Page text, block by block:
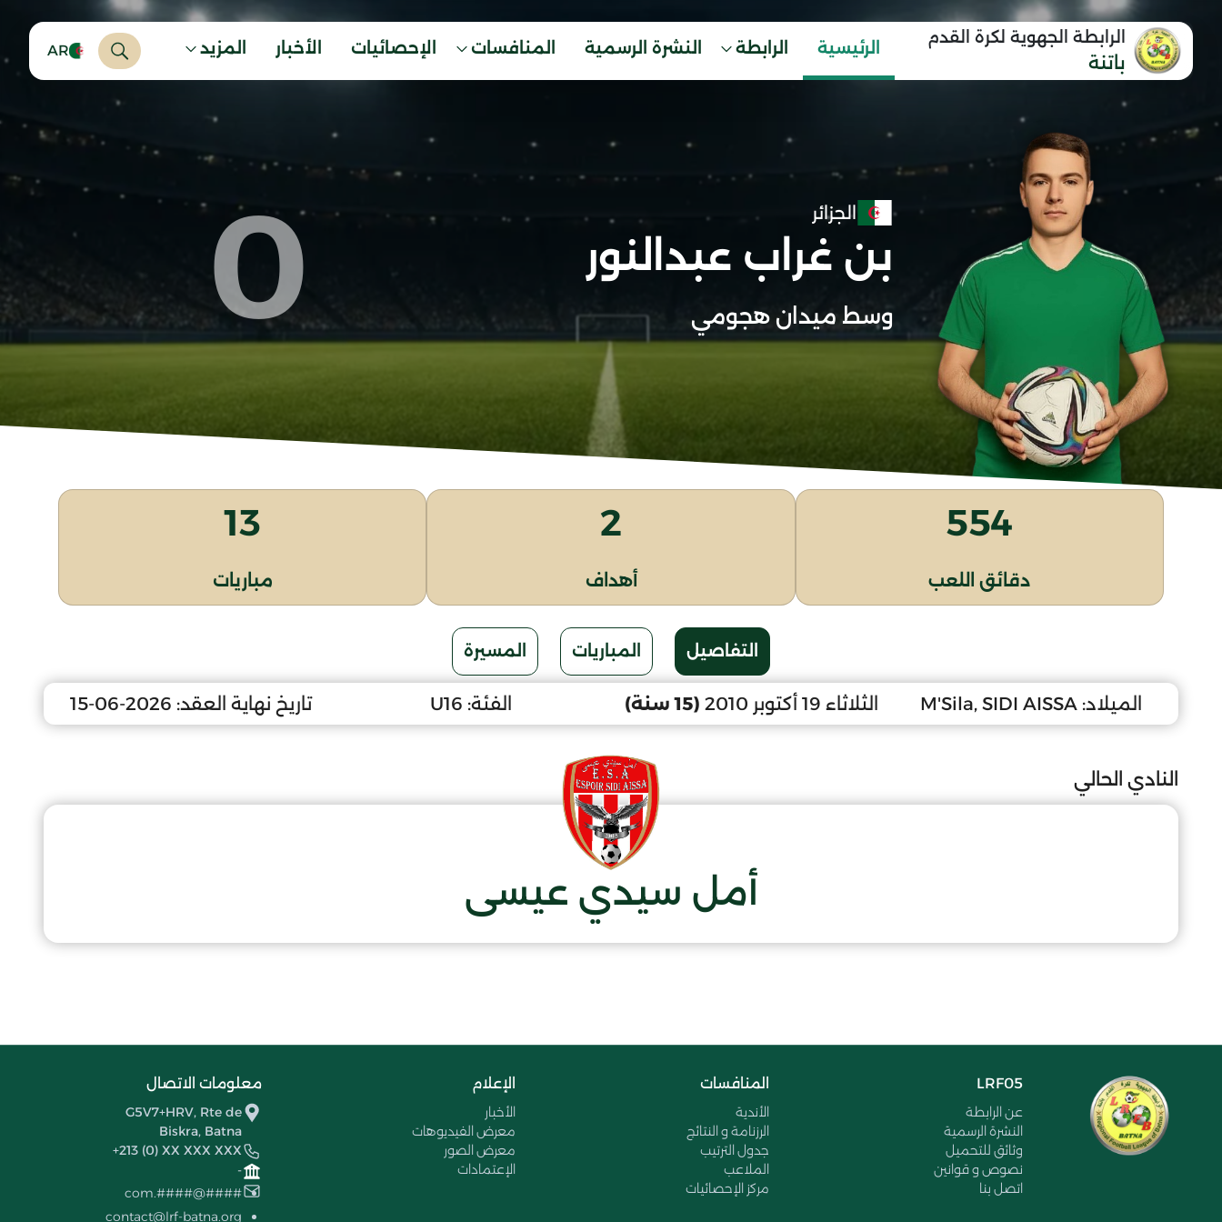
الرابطة الجهوية لكرة القدم
باتنة
الرئيسية الرابطة النشرة الرسمية المنافسات الإحصائيات الأخبار المزيد AR
الجزائر
بن غراب عبدالنور
وسط ميدان هجومي 0
554
دقائق اللعب
2
أهداف
13
مباريات
التفاصيل المباريات المسيرة
الميلاد: M'Sila, SIDI AISSA الثلاثاء 19 أكتوبر 2010 (15 سنة) الفئة: U16 تاريخ نهاية العقد: 2026-06-15
النادي الحالي
أمل سيدي عيسى
LRF05
عن الرابطة
النشرة الرسمية
وثائق للتحميل
نصوص و قوانين
اتصل بنا
المنافسات
الأندية
الرزنامة و النتائج
جدول الترتيب
الملاعب
مركز الإحصائيات
الإعلام
الأخبار
معرض الفيديوهات
معرض الصور
الإعتمادات
معلومات الاتصال
G5V7+HRV, Rte de
Biskra, Batna
+213 (0) XX XXX XXX
-
####@####.com
contact@lrf-batna.org